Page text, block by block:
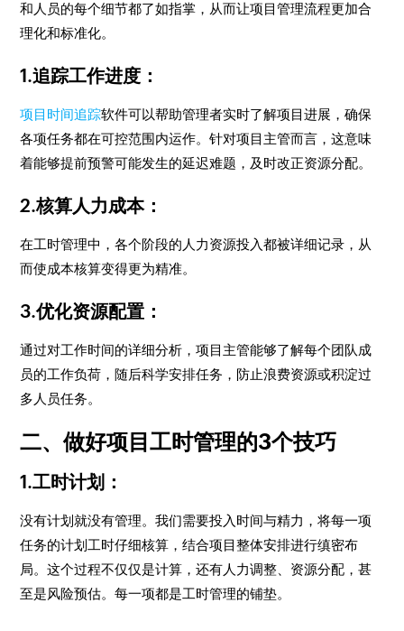
和人员的每个细节都了如指掌，从而让项目管理流程更加合
理化和标准化。
1.追踪工作进度：
项目时间追踪软件可以帮助管理者实时了解项目进展，确保
各项任务都在可控范围内运作。针对项目主管而言，这意味
着能够提前预警可能发生的延迟难题，及时改正资源分配。
2.核算人力成本：
在工时管理中，各个阶段的人力资源投入都被详细记录，从
而使成本核算变得更为精准。
3.优化资源配置：
通过对工作时间的详细分析，项目主管能够了解每个团队成
员的工作负荷，随后科学安排任务，防止浪费资源或积淀过
多人员任务。
二、做好项目工时管理的3个技巧
1.工时计划：
没有计划就没有管理。我们需要投入时间与精力，将每一项
任务的计划工时仔细核算，结合项目整体安排进行缜密布
局。这个过程不仅仅是计算，还有人力调整、资源分配，甚
至是风险预估。每一项都是工时管理的铺垫。